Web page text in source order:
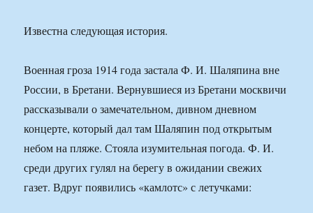
Известна следующая история.
Военная гроза 1914 года застала Ф. И. Шаляпина вне
России, в Бретани. Вернувшиеся из Бретани москвичи
рассказывали о замечательном, дивном дневном
концерте, который дал там Шаляпин под открытым
небом на пляже. Стояла изумительная погода. Ф. И.
среди других гулял на берегу в ожидании свежих
газет. Вдруг появились «камлотс» с летучками: